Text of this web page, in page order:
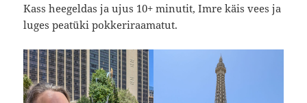
Kass heegeldas ja ujus 10+ minutit, Imre käis vees ja
luges peatüki pokkeriraamatut.